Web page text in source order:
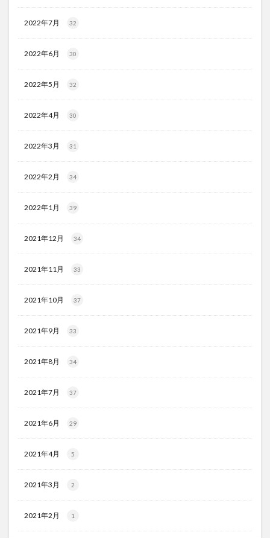
2022年7月 32
2022年6月 30
2022年5月 32
2022年4月 30
2022年3月 31
2022年2月 34
2022年1月 39
2021年12月 34
2021年11月 33
2021年10月 37
2021年9月 33
2021年8月 34
2021年7月 37
2021年6月 29
2021年4月 5
2021年3月 2
2021年2月 1